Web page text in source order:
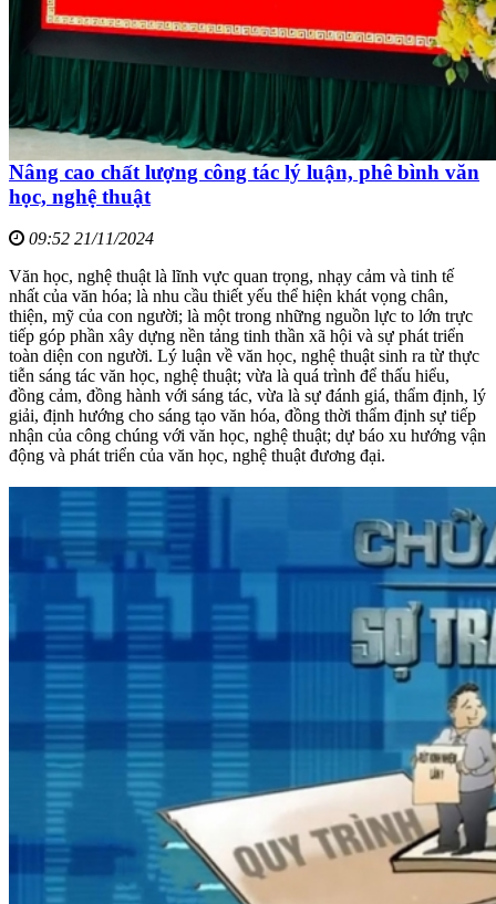
Nâng cao chất lượng công tác lý luận, phê bình văn
học, nghệ thuật
09:52 21/11/2024
Văn học, nghệ thuật là lĩnh vực quan trọng, nhạy cảm và tinh tế
nhất của văn hóa; là nhu cầu thiết yếu thể hiện khát vọng chân,
thiện, mỹ của con người; là một trong những nguồn lực to lớn trực
tiếp góp phần xây dựng nền tảng tinh thần xã hội và sự phát triển
toàn diện con người. Lý luận về văn học, nghệ thuật sinh ra từ thực
tiễn sáng tác văn học, nghệ thuật; vừa là quá trình để thấu hiểu,
đồng cảm, đồng hành với sáng tác, vừa là sự đánh giá, thẩm định, lý
giải, định hướng cho sáng tạo văn hóa, đồng thời thẩm định sự tiếp
nhận của công chúng với văn học, nghệ thuật; dự báo xu hướng vận
động và phát triển của văn học, nghệ thuật đương đại.